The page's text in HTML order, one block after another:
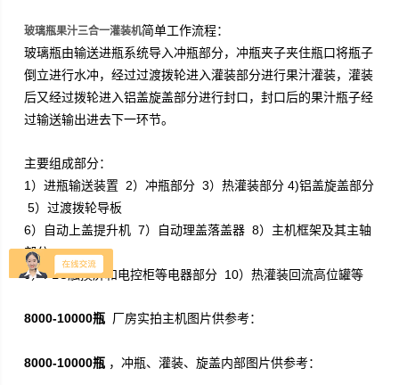
玻璃瓶果汁三合一灌装机简单工作流程：
玻璃瓶由输送进瓶系统导入冲瓶部分，冲瓶夹子夹住瓶口将瓶子
倒立进行水冲，经过过渡拨轮进入灌装部分进行果汁灌装，灌装
后又经过拨轮进入铝盖旋盖部分进行封口，封口后的果汁瓶子经
过输送输出进去下一环节。
主要组成部分：
1）进瓶输送装置 2）冲瓶部分 3）热灌装部分 4)铝盖旋盖部分
5）过渡拨轮导板
6）自动上盖提升机 7）自动理盖落盖器 8）主机框架及其主轴
部分
9）PLC触摸屏和电控柜等电器部分 10）热灌装回流高位罐等
8000-10000瓶 厂房实拍主机图片供参考：
8000-10000瓶 ，冲瓶、灌装、旋盖内部图片供参考：